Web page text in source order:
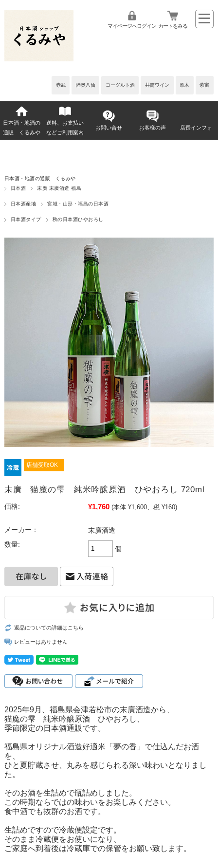
赤武 陸奥八仙 ヨーグルト酒 井筒ワイン 雁木 紫宙
マイページへログイン カートをみる
日本酒・地酒の
通販 くるみや
送料、お支払い
などご利用案内
お問い合せ お客様の声 店長インフォ
日本酒・地酒の通販 くるみや
日本酒
末廣 末廣酒造 福島
日本酒産地 宮城・山形・福島の日本酒
日本酒タイプ 秋の日本酒ひやおろし
店舗受取OK
末廣 猫魔の雫 純米吟醸原酒 ひやおろし 720ml
価格: ¥1,760 (本体 ¥1,600、税 ¥160)
メーカー：
末廣酒造
数量:
個
返品についての詳細はこちら
レビューはありません
2025年9月、福島県会津若松市の末廣酒造から、
猫魔の雫 純米吟醸原酒 ひやおろし、
季節限定の日本酒通販です。
福島県オリジナル酒造好適米「夢の香」で仕込んだお酒
を、
ひと夏貯蔵させ、丸みを感じられる深い味わいとなりまし
た。
そのお酒を生詰めで瓶詰めしました。
この時期ならではの味わいをお楽しみください。
食中酒でも抜群のお酒です。
生詰めですので冷蔵便設定です。
そのまま冷蔵便をお使いになり、
ご家庭へ到着後は冷蔵庫での保管をお願い致します。